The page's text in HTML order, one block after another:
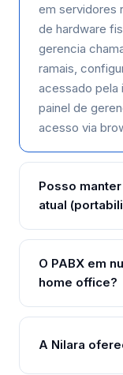
em servidores
de hardware
gerencia
ramais,
acessado pela
painel de
acesso via
Posso
atual
O PABX em
home office?
A Nilara